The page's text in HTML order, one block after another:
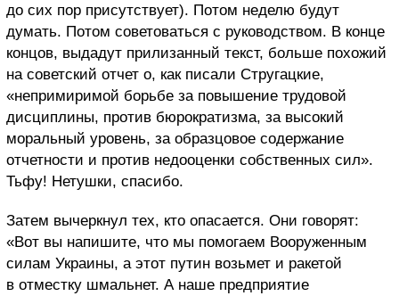
до сих пор присутствует). Потом неделю будут
думать. Потом советоваться с руководством. В конце
концов, выдадут прилизанный текст, больше похожий
на советский отчет о, как писали Стругацкие,
«непримиримой борьбе за повышение трудовой
дисциплины, против бюрократизма, за высокий
моральный уровень, за образцовое содержание
отчетности и против недооценки собственных сил».
Тьфу! Нетушки, спасибо.
Затем вычеркнул тех, кто опасается. Они говорят:
«Вот вы напишите, что мы помогаем Вооруженным
силам Украины, а этот путин возьмет и ракетой
в отместку шмальнет. А наше предприятие